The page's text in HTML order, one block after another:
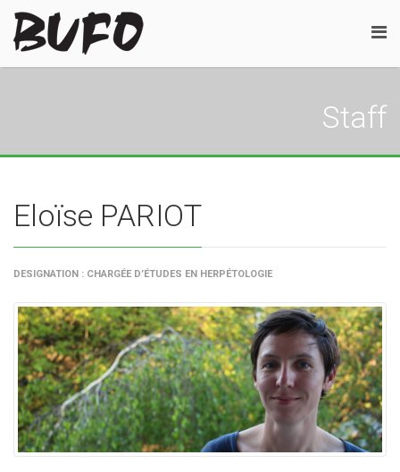
Staff
Eloïse PARIOT
DESIGNATION : CHARGÉE D’ÉTUDES EN HERPÉTOLOGIE